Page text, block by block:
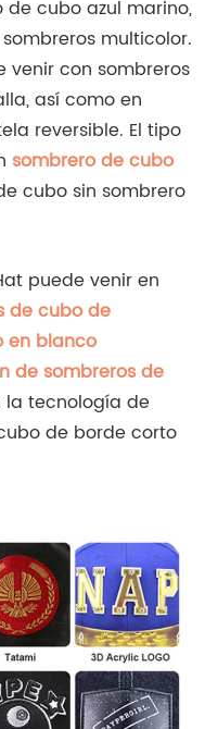
cubo azul marino,
multicolor.
venir con sombreros
así como en
reversible. El tipo
sombrero de cubo
cubo sin sombrero
puede venir en
de cubo de
en blanco
de sombreros de
la tecnología de
de borde corto